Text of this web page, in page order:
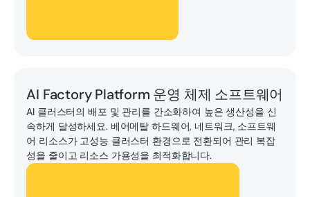
AI Factory Platform 운영 체제 소프트웨어
AI 클러스터의 배포 및 관리를 간소화하여 높은 생산성을 신
속하게 달성하세요. 베어메탈 하드웨어, 네트워크, 소프트웨
어 리소스가 고성능 클러스터 환경으로 전환되어 관리 복잡
성을 줄이고 리소스 가용성을 최적화합니다.
ClusterWareAI™를 만나보세요.
ClusterWareAI™를 만나보세요.